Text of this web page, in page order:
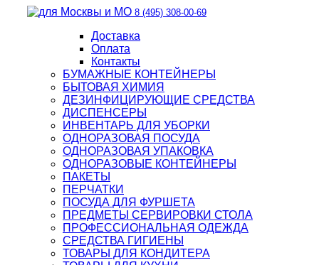
8 (495) 308-00-69
Доставка
Оплата
Контакты
БУМАЖНЫЕ КОНТЕЙНЕРЫ
БЫТОВАЯ ХИМИЯ
ДЕЗИНФИЦИРУЮЩИЕ СРЕДСТВА
ДИСПЕНСЕРЫ
ИНВЕНТАРЬ ДЛЯ УБОРКИ
ОДНОРАЗОВАЯ ПОСУДА
ОДНОРАЗОВАЯ УПАКОВКА
ОДНОРАЗОВЫЕ КОНТЕЙНЕРЫ
ПАКЕТЫ
ПЕРЧАТКИ
ПОСУДА ДЛЯ ФУРШЕТА
ПРЕДМЕТЫ СЕРВИРОВКИ СТОЛА
ПРОФЕССИОНАЛЬНАЯ ОДЕЖДА
СРЕДСТВА ГИГИЕНЫ
ТОВАРЫ ДЛЯ КОНДИТЕРА